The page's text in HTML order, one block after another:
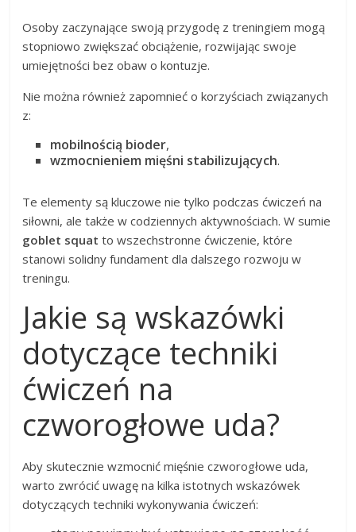
Osoby zaczynające swoją przygodę z treningiem mogą
stopniowo zwiększać obciążenie, rozwijając swoje
umiejętności bez obaw o kontuzje.
Nie można również zapomnieć o korzyściach związanych
z:
mobilnością bioder,
wzmocnieniem mięśni stabilizujących.
Te elementy są kluczowe nie tylko podczas ćwiczeń na
siłowni, ale także w codziennych aktywnościach. W sumie
goblet squat to wszechstronne ćwiczenie, które
stanowi solidny fundament dla dalszego rozwoju w
treningu.
Jakie są wskazówki
dotyczące techniki
ćwiczeń na
czworogłowe uda?
Aby skutecznie wzmocnić mięśnie czworogłowe uda,
warto zwrócić uwagę na kilka istotnych wskazówek
dotyczących techniki wykonywania ćwiczeń: